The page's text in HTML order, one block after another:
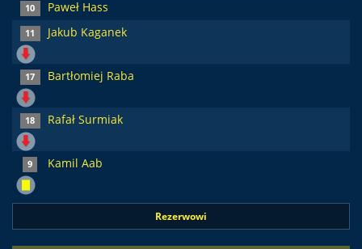
10 Paweł Hass
11 Jakub Kaganek
17 Bartłomiej Raba
18 Rafał Surmiak
9 Kamil Aab
Rezerwowi